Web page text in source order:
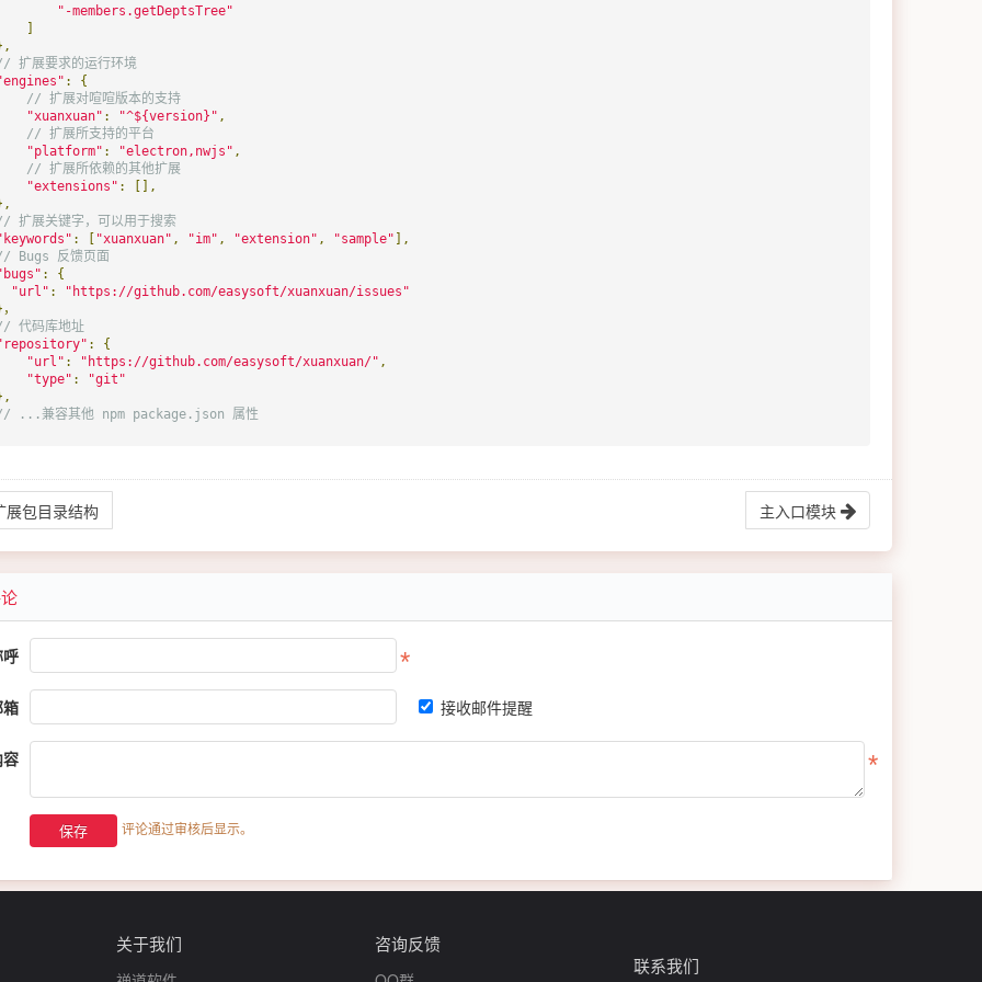
"-members.getDeptsTree"
]
扩展要求的运行环境
:
{
// 扩展对喧喧版本的支持
"xuanxuan" : "^${version}" ,
// 扩展所支持的平台
"platform" : "electron,nwjs" ,
// 扩展所依赖的其他扩展
"extensions" :
[],
扩展关键字，可以用于搜索
: [ "xuanxuan" , "im" , "extension" , "sample" ],
Bugs 反馈页面
:
{
"url" :
"https://github.com/easysoft/xuanxuan/issues"
代码库地址
:
{
"url" : "https://github.com/easysoft/xuanxuan/" ,
"type" :
"git"
...兼容其他 npm package.json 属性
展包目录结构 主入口模块
接收邮件提醒
评论通过审核后显示。
关于我们 咨询反馈
联系我们